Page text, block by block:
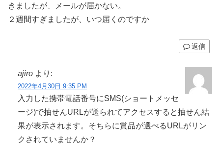
きましたが、メールが届かない。
２週間すぎましたが、いつ届くのですか
返信
ajiro より:
2022年4月30日 9:35 PM
入力した携帯電話番号にSMS(ショートメッセ
ージ)で抽せんURLが送られてアクセスすると抽せん結
果が表示されます。そちらに賞品が選べるURLがリン
クされていませんか？